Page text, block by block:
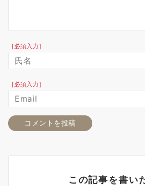
［必須入力］
［必須入力］
この記事を書い